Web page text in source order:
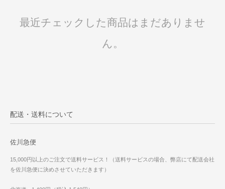
最近チェックした商品はまだありませ
ん。
配送・送料について
佐川急便
15,000円以上のご注文で送料サービス！（送料サービスの場合、弊店にて配送会社
を佐川急便に決めさせていただきます）